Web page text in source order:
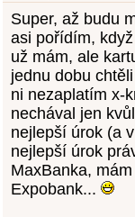
Super, až budu
asi pořídím,
už mám, ale
jednu dobu
ni nezaplatím x-
nechával jen
nejlepší úrok (a
nejlepší úrok
MaxBanka,
Expobank...